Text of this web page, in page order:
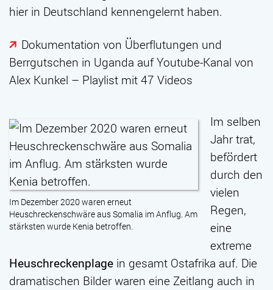
hier in Deutschland kennengelernt haben.
Dokumentation von Überflutungen und
Berrgutschen in Uganda auf Youtube-Kanal von
Alex Kunkel – Playlist mit 47 Videos
Im Dezember 2020 waren erneut
Heuschreckenschwäre aus Somalia im Anflug. Am
stärksten wurde Kenia betroffen.
Im selben
Jahr trat,
befördert
durch den
vielen
Regen,
eine
extreme
Heuschreckenplage in gesamt Ostafrika auf. Die
dramatischen Bilder waren eine Zeitlang auch in